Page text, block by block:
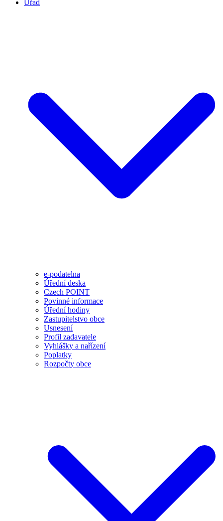
Úřad
e-podatelna
Úřední deska
Czech POINT
Povinné informace
Úřední hodiny
Zastupitelstvo obce
Usnesení
Profil zadavatele
Vyhlášky a nařízení
Poplatky
Rozpočty obce